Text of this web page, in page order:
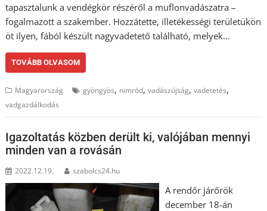
tapasztalunk a vendégkör részéről a muflonvadászatra –
fogalmazott a szakember. Hozzátette, illetékességi területükön
öt ilyen, fából készült nagyvadetető található, melyek…
TOVÁBB OLVASOM
Magyarország gyöngyös, nimród,vadászújság,vadetetés,
vadgazdálkodás
Igazoltatás közben derült ki, valójában mennyi
minden van a rovásán
2022.12.19. szabolcs24.hu
A rendőr járőrök
december 18-án